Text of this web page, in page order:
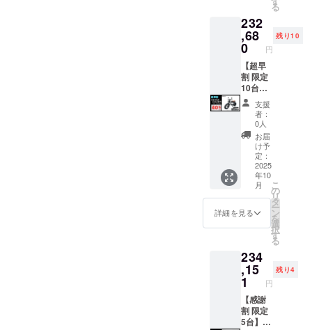
あるイ
ンボイ
スが必
要な場
合は、
実行者
に直接
お問合
せくだ
さい。
が遅れ
る場合
があり
ます。
●原動機
付自転
車販売
証明書
を含む
●適格請
求書発
行事業
者登録
番号：
あり ※
適格請
求書発
行事業
者登録
番号の
あるイ
ンボイ
スが必
要な場
合は、
実行者
に直接
ン・仕
様は変
更にな
る可能
性もご
ざいま
す。
ご了承
くださ
い。 ※
ご注文
状況、
使用部
材の供
給状
況、製
造工程
上の都
合等に
より出
が遅れ
る場合
があり
ます。
●原動機
付自転
車販売
りま
す。ご
注意く
ださ
い。 ※
組立完
成車の
お届け
はオー
プショ
ンで別
に購入
する必
要があ
りま
す。 ※
製品の
品質向
上と改
良によ
ザイ
ン・仕
様は変
更にな
る可能
性もご
ざいま
料は
CAMPF
IREをご
注文さ
れた
後、商
品を発
送する
一週間
前に弊
社の
ホーム
ページ
にて追
加の離
島送料
11,000
円(税込
み)をお
払う必
りま
す。ご
注意く
ださ
い。 ※
組立完
成車の
327,800
円の
30%OF
F ※箱入
り(ハン
ドル
バーと
前輪の
取付け
が必要)
での送
料
18,800
円を含
んだ金
額で
す。 ※
離島
（北海
道、沖
縄、離
の方向
け）の
追加送
料は
CAMPF
IREをご
注文さ
ベー
ジュ (サ
ドル色
はブ
ラック
になり
ます。
オープ
ション
でブラ
ウン色
に変更
できま
す。) ●
一般販
売予定
価格：
387,800
円の
40%OF
り(ハン
ドル
バーと
前輪の
取付け
が必要)
での送
る
232
,68
0 円
残り10
【超早
割 限定
10台】
●イープ
ラスミ
ライ
RHINO
バイク
原付二
1000W
モデル
×1台 ●
カ
ラー：
ブラッ
ク (サド
ル色は
ブラッ
クにな
りま
す。
支援
者：
0人
お届
け予
定：
2025
年10
月
詳細を見る
こ
の
リ
タ
ー
ン
を
選
択
す
る
234
,15
1 円
残り4
【感謝
割 限定
5台】 ●